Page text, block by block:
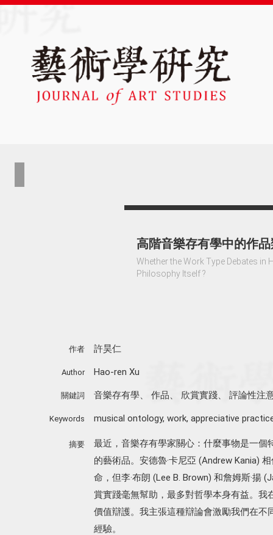
高階音樂存有學中的作
Whether the Work Type Debates in
Philosophy Itself ?
作者 許昊仁
Author Hao-ren Xu
關鍵詞 音樂存有學、 作品 欣賞實踐、 評論性注
Keywords musical ontology, work, appreciative
摘要
最近，音樂存有學家關心：什麼事物是一個
的藝術品。安德魯·卡尼亞 (Andrew Kania)
命，但李·布朗 (Lee B. Brown) 和詹姆斯·揚
賞實踐毫無幫助，最多對哲學本身有益。
價值辯護。我主張這種辯論會激勵我們在
經驗。